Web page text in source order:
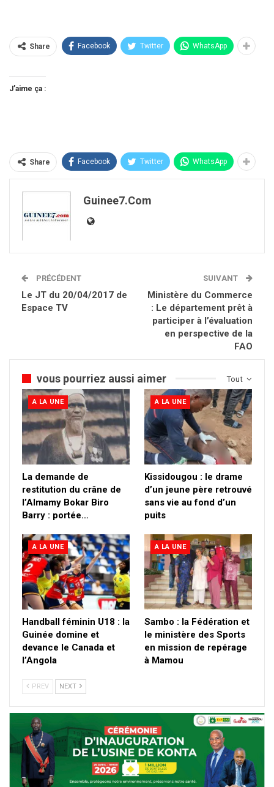
Share Facebook Twitter WhatsApp
J’aime ça :
Share Facebook Twitter WhatsApp
Guinee7.com
PRÉCÉDENT
Le JT du 20/04/2017 de
Espace TV
SUIVANT
Ministère du Commerce
: Le département prêt à
participer à l’évaluation
en perspective de la
FAO
Tout
vous pourriez aussi aimer
A LA UNE
La demande de
restitution du crâne de
l’Almamy Bokar Biro
Barry : portée…
A LA UNE
Kissidougou : le drame
d’un jeune père retrouvé
sans vie au fond d’un
puits
A LA UNE
Handball féminin U18 : la
Guinée domine et
devance le Canada et
l’Angola
A LA UNE
Sambo : la Fédération et
le ministère des Sports
en mission de repérage
à Mamou
PREV NEXT